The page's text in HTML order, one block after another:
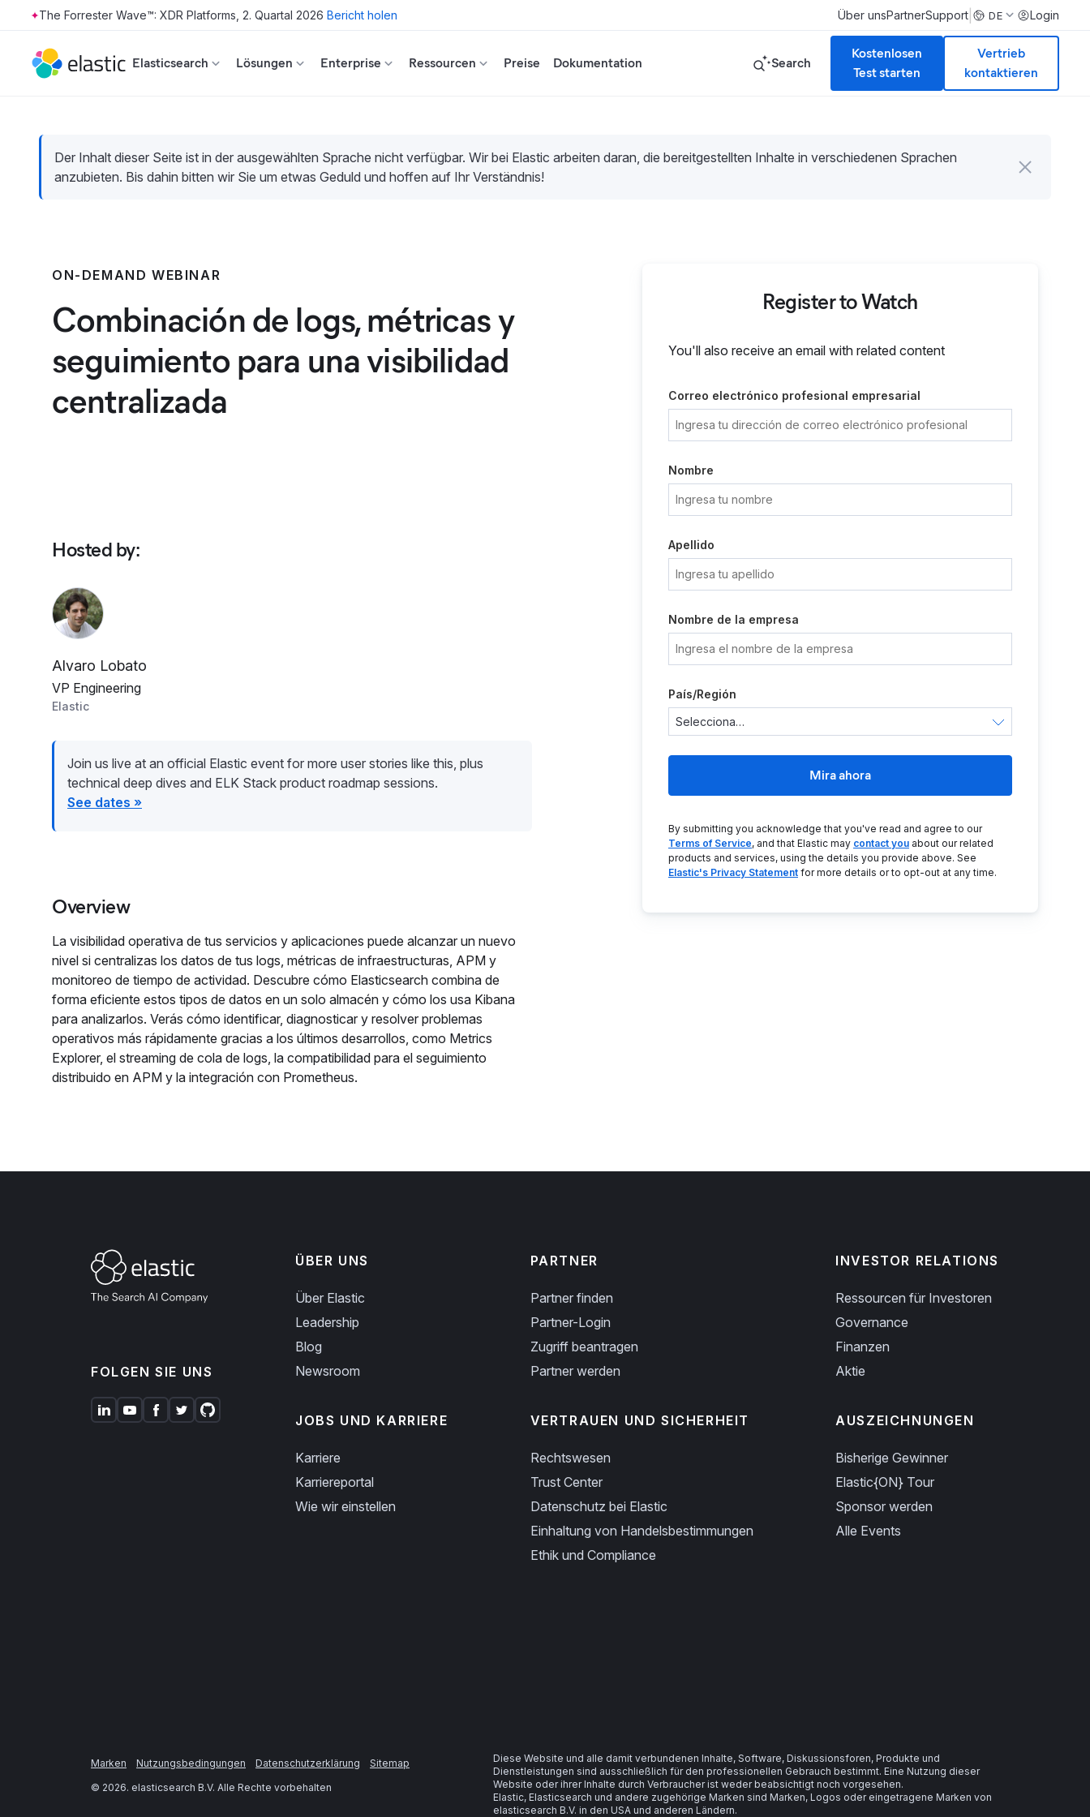
Skip to main content
The Forrester Wave™: XDR Platforms, 2. Quartal 2026 Bericht holen Über unsPartnerSupport DE Login
Elasticsearch Lösungen Enterprise Ressourcen Preise Dokumentation Search
Kostenlosen
Test starten
Vertrieb
kontaktieren
Der Inhalt dieser Seite ist in der ausgewählten Sprache nicht verfügbar. Wir bei Elastic arbeiten daran, die bereitgestellten Inhalte in verschiedenen Sprachen
anzubieten. Bis dahin bitten wir Sie um etwas Geduld und hoffen auf Ihr Verständnis!
ON-DEMAND WEBINAR
Combinación de logs, métricas y
seguimiento para una visibilidad
centralizada
Hosted by:
Alvaro Lobato
VP Engineering
Elastic
Join us live at an official Elastic event for more user stories like this, plus
technical deep dives and ELK Stack product roadmap sessions.
See dates »
Overview
La visibilidad operativa de tus servicios y aplicaciones puede alcanzar un nuevo
nivel si centralizas los datos de tus logs, métricas de infraestructuras, APM y
monitoreo de tiempo de actividad. Descubre cómo Elasticsearch combina de
forma eficiente estos tipos de datos en un solo almacén y cómo los usa Kibana
para analizarlos. Verás cómo identificar, diagnosticar y resolver problemas
operativos más rápidamente gracias a los últimos desarrollos, como Metrics
Explorer, el streaming de cola de logs, la compatibilidad para el seguimiento
distribuido en APM y la integración con Prometheus.
Register to Watch
You'll also receive an email with related content
Correo electrónico profesional empresarial
Nombre
Apellido
Nombre de la empresa
País/Región
Mira ahora
By submitting you acknowledge that you've read and agree to our
Terms of Service, and that Elastic may contact you about our related
products and services, using the details you provide above. See
Elastic's Privacy Statement for more details or to opt-out at any time.
FOLGEN SIE UNS
ÜBER UNS
Über Elastic
Leadership
Blog
Newsroom
JOBS UND KARRIERE
Karriere
Karriereportal
Wie wir einstellen
PARTNER
Partner finden
Partner-Login
Zugriff beantragen
Partner werden
VERTRAUEN UND SICHERHEIT
Rechtswesen
Trust Center
Datenschutz bei Elastic
Einhaltung von Handelsbestimmungen
Ethik und Compliance
INVESTOR RELATIONS
Ressourcen für Investoren
Governance
Finanzen
Aktie
AUSZEICHNUNGEN
Bisherige Gewinner
Elastic{ON} Tour
Sponsor werden
Alle Events
Marken Nutzungsbedingungen Datenschutzerklärung
Sitemap
© 2026. elasticsearch B.V. Alle Rechte vorbehalten
Diese Website und alle damit verbundenen Inhalte, Software, Diskussionsforen, Produkte und
Dienstleistungen sind ausschließlich für den professionellen Gebrauch bestimmt. Eine Nutzung dieser
Website oder ihrer Inhalte durch Verbraucher ist weder beabsichtigt noch vorgesehen.
Elastic, Elasticsearch und andere zugehörige Marken sind Marken, Logos oder eingetragene Marken von
elasticsearch B.V. in den USA und anderen Ländern.